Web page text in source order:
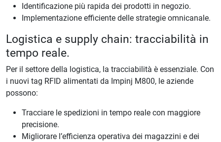
Identificazione più rapida dei prodotti in negozio.
Implementazione efficiente delle strategie omnicanale.
Logistica e supply chain: tracciabilità in
tempo reale.
Per il settore della logistica, la tracciabilità è essenziale. Con
i nuovi tag RFID alimentati da Impinj M800, le aziende
possono:
Tracciare le spedizioni in tempo reale con maggiore
precisione.
Migliorare l’efficienza operativa dei magazzini e dei